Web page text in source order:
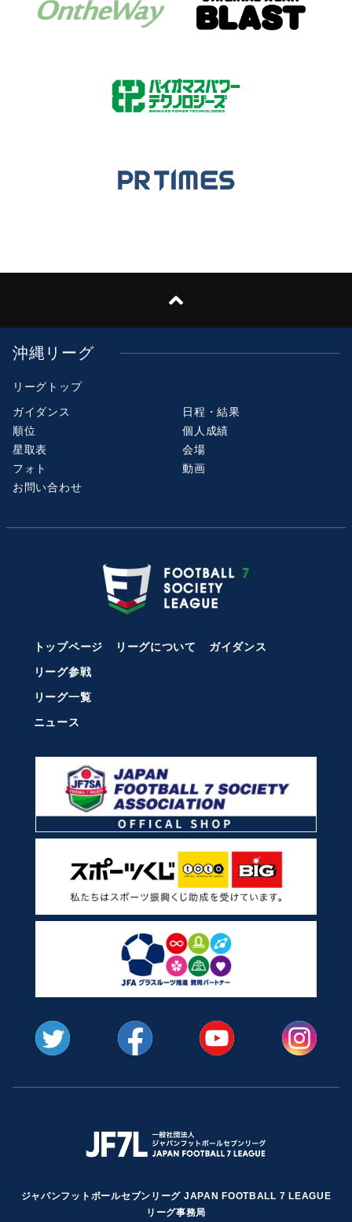
沖縄リーグ
リーグトップ
ガイダンス
日程・結果
順位
個人成績
星取表
会場
フォト
動画
お問い合わせ
トップページ リーグについて
ガイダンス
リーグ参戦
リーグ一覧
ニュース
ジャパンフットボールセブンリーグ JAPAN FOOTBALL 7 LEAGUE
リーグ事務局